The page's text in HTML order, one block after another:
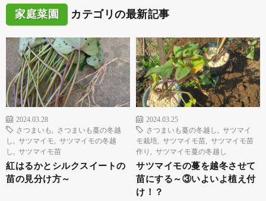
家庭菜園 カテゴリの最新記事
2024.03.28
さつまいも
さつまいも蔓の冬越
し
サツマイモ
サツマイモの冬越
し
サツマイモ苗
紅はるかとシルクスイートの
苗の見分け方～
2024.03.25
さつまいも蔓の冬越し
サツマイ
モ栽培
サツマイモ苗
サツマイモ苗
作り
サツマイモ蔓の冬越し
サツマイモの蔓を越冬させて
苗にする～③いよいよ植え付
け！？